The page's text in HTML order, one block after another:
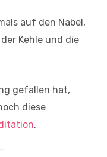
auf den Nabel,
Kehle und die
gefallen hat,
diese
.